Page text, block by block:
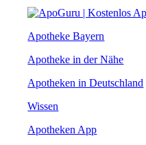
Apotheke Bayern
Apotheke in der Nähe
Apotheken in Deutschland
Wissen
Apotheken App